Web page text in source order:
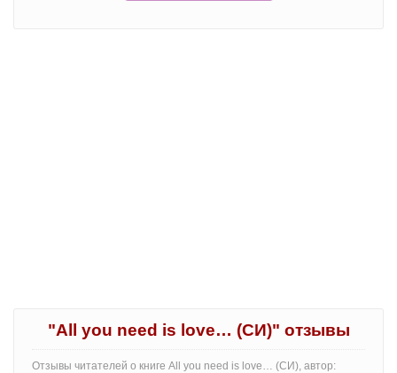
"All you need is love… (СИ)" отзывы
Отзывы читателей о книге All you need is love… (СИ), автор: